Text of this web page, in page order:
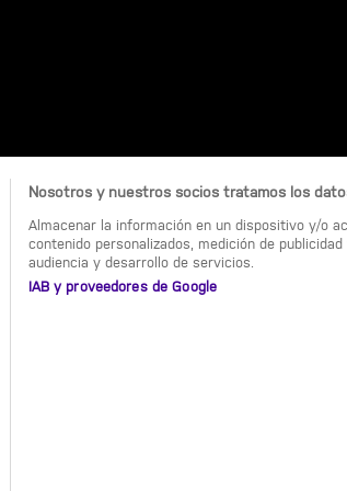
Nosotros y nuestros socios tratamos los
Almacenar la información en un dispositivo y/o
contenido personalizados, medición de
audiencia y desarrollo de servicios.
IAB y proveedores de Google